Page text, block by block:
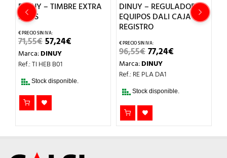
DINUY – TIMBRE EXTRA
PILAS
71,55€EL
PRECIO
ORIGINAL
ERA:
57,24€
Marca:DINUY
Ref.: TI HEB B01
Stock disponible.
DINUY – REGULADOR
EQUIPOS DALI CAJA
REGISTRO
96,55€EL
PRECIO
ORIGINAL
ERA:
77,24€
Marca:DINUY
Ref.: RE PLA DA1
Stock disponible.